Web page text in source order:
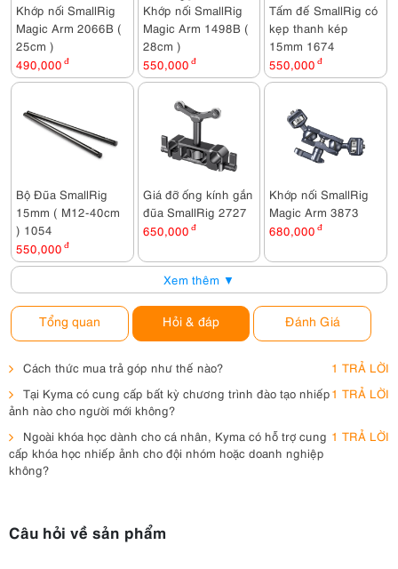
Khớp nối SmallRig
Magic Arm 2066B (
25cm )
490,000 đ
Khớp nối SmallRig
Magic Arm 1498B (
28cm )
550,000 đ
Tấm đế SmallRig có
kẹp thanh kép
15mm 1674
550,000 đ
Bộ Đũa SmallRig
15mm ( M12-40cm
) 1054
550,000 đ
Giá đỡ ống kính gắn
đũa SmallRig 2727
650,000 đ
Khớp nối SmallRig
Magic Arm 3873
680,000 đ
Xem thêm ▼
Tổng quan Hỏi & đáp Đánh Giá
Cách thức mua trả góp như thế nào?
1 TRẢ LỜI
Tại Kyma có cung cấp bất kỳ chương trình đào tạo nhiếp
ảnh nào cho người mới không?
1 TRẢ LỜI
Ngoài khóa học dành cho cá nhân, Kyma có hỗ trợ cung
cấp khóa học nhiếp ảnh cho đội nhóm hoặc doanh nghiệp
không?
1 TRẢ LỜI
Câu hỏi về sản phẩm